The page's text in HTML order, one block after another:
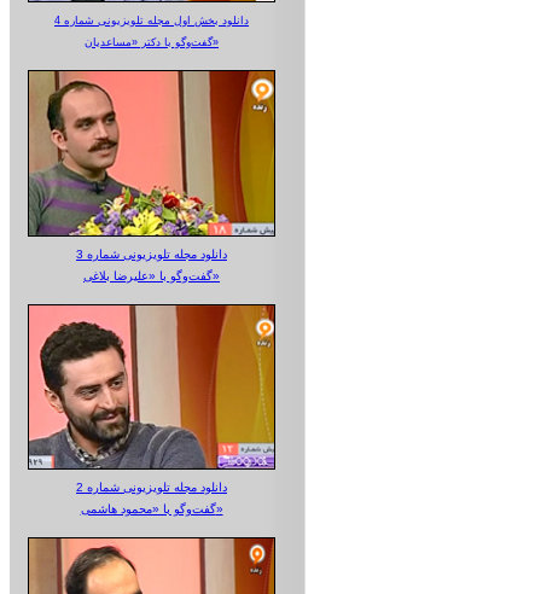
دانلود بخش اول مجله تلویزیونی شماره 4
گفت‌وگو با دکتر «مساعدیان»
دانلود مجله تلویزیونی شماره 3
گفت‌وگو با «علیرضا بلاغی»
دانلود مجله تلویزیونی شماره 2
گفت‌وگو با «محمود هاشمی»